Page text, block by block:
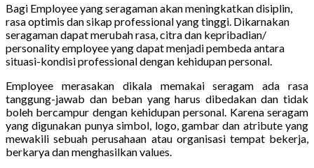
Bagi Employee yang seragaman akan meningkatkan disiplin,
rasa optimis dan sikap professional yang tinggi. Dikarnakan
seragaman dapat merubah rasa, citra dan kepribadian/
personality employee yang dapat menjadi pembeda antara
situasi-kondisi professional dengan kehidupan personal.
Employee merasakan dikala memakai seragam ada rasa
tanggung-jawab dan beban yang harus dibedakan dan tidak
boleh bercampur dengan kehidupan personal. Karena seragam
yang digunakan punya simbol, logo, gambar dan atribute yang
mewakili sebuah perusahaan atau organisasi tempat bekerja,
berkarya dan menghasilkan values.